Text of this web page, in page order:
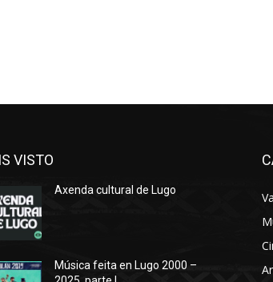
VISTO
Axenda cultural de Lugo
Música feita en Lugo 2000 –